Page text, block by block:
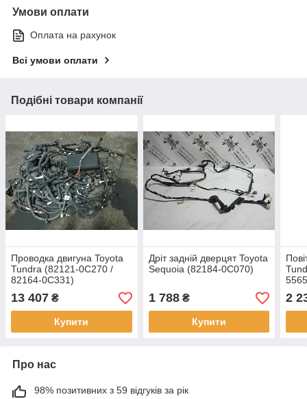
Умови оплати
Оплата на рахунок
Всі умови оплати
Подібні товари компанії
Проводка двигуна Toyota
Tundra (82121-0C270 /
82164-0C331)
13 407 ₴
Купити
Дріт задній дверцят Toyota
Sequoia (82184-0C070)
1 788₴
Купити
2
Про нас
98% позитивних з 59 відгуків за рік